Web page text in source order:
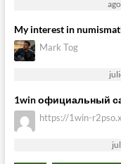
My interest in
Mark Tog
1win официальный
https://1win-